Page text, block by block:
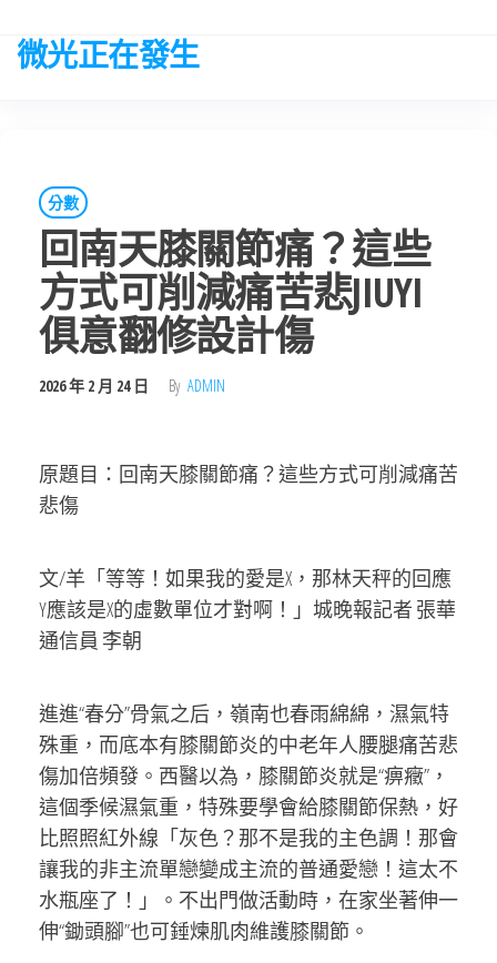
微光正在發生
分數
回南天膝關節痛？這些
方式可削減痛苦悲JIUYI
俱意翻修設計傷
2026 年 2 月 24 日 By ADMIN
原題目：回南天膝關節痛？這些方式可削減痛苦
悲傷
文/羊「等等！如果我的愛是X，那林天秤的回應
Y應該是X的虛數單位才對啊！」城晚報記者 張華
通信員 李朝
進進“春分”骨氣之后，嶺南也春雨綿綿，濕氣特
殊重，而底本有膝關節炎的中老年人腰腿痛苦悲
傷加倍頻發。西醫以為，膝關節炎就是“痹癥”，
這個季候濕氣重，特殊要學會給膝關節保熱，好
比照照紅外線「灰色？那不是我的主色調！那會
讓我的非主流單戀變成主流的普通愛戀！這太不
水瓶座了！」。不出門做活動時，在家坐著伸一
伸“鋤頭腳”也可錘煉肌肉維護膝關節。